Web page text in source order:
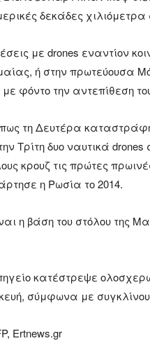
δεκάδες
με drones εναντίον
ή στην πρωτεύουσα
φόντο την αντεπίθεση
τη Δευτέρα
Τρίτη δυο ναυτικά
κρουζ τις πρώτες
η Ρωσία το 2014.
η βάση του στόλου της
κατέστρεψε
σύμφωνα με
Ertnews.gr